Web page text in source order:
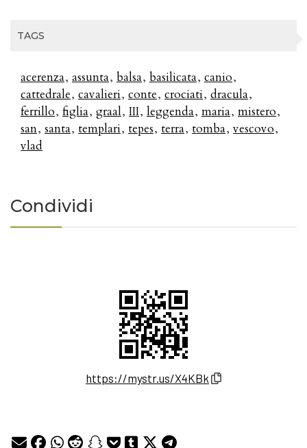
TAGS
acerenza assunta balsa basilicata canio
cattedrale cavalieri conte crociati dracula
ferrillo figlia graal III leggenda maria mistero
san santa templari tepes terra tomba vescovo
vlad
Condividi
https://mystr.us/X4KBk